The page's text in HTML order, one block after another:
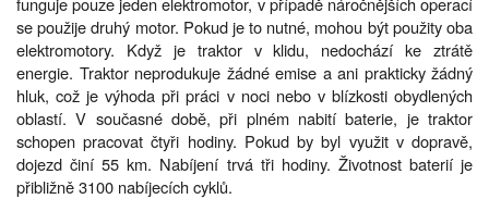
se použije druhý motor. Pokud je to nutné, mohou být použity oba
elektromotory. Když je traktor v klidu, nedochází ke ztrátě
energie. Traktor neprodukuje žádné emise a ani prakticky žádný
hluk, což je výhoda při práci v noci nebo v blízkosti obydlených
oblastí. V současné době, při plném nabití baterie, je traktor
schopen pracovat čtyři hodiny. Pokud by byl využit v dopravě,
dojezd činí 55 km. Nabíjení trvá tři hodiny. Životnost baterií je
přibližně 3100 nabíjecích cyklů.